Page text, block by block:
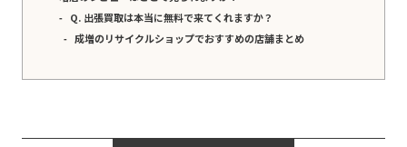
Q. 出張買取は本当に無料で来てくれますか？
成増のリサイクルショップでおすすめの店舗まとめ